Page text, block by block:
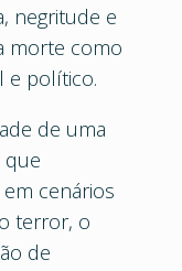
negritude e
morte como
e político.
de uma
que
cenários
terror, o
de